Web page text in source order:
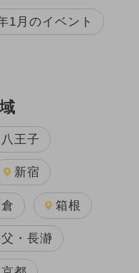
1月のイベント
八王子
新宿
箱根
・長瀞